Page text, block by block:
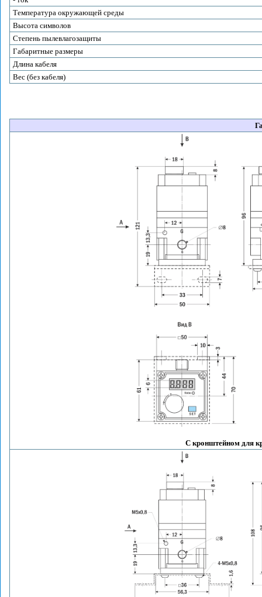
Температура окружающей среды
Высота символов
Степень пылевлагозащиты
Габаритные размеры
Длина кабеля
Вес (без кабеля)
С кронштейном для